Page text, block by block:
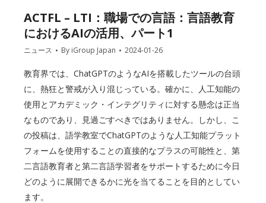
ACTFL – LTI：職場での言語：言語教育
におけるAIの活用、パート1
ニュース By iGroup Japan 2024-01-26
教育界では、ChatGPTのようなAIを搭載したツールの台頭
に、熱狂と警戒が入り混じっている。確かに、人工知能の
使用とアカデミック・インテグリティに対する懸念は正当
なものであり、見過ごすべきではありません。しかし、こ
の投稿は、語学教室でChatGPTのような人工知能プラット
フォームを使用することの直接的なプラスの可能性と、第
二言語教育者と第二言語学習者をサポートするために今日
どのように展開できるかに光を当てることを目的としてい
ます。